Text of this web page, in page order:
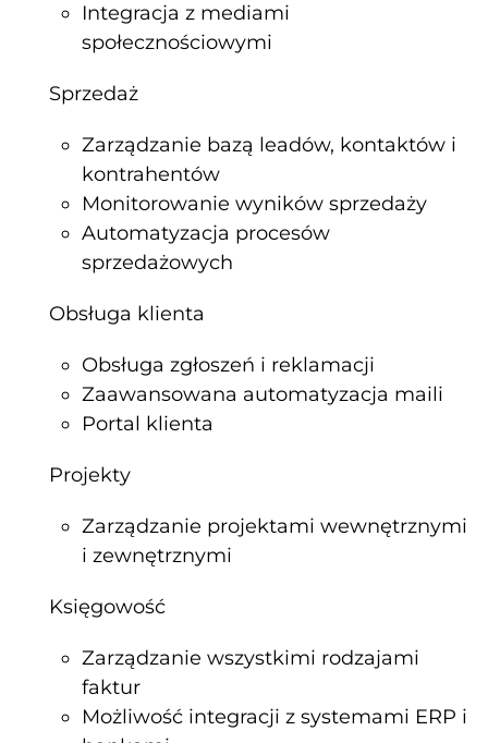
Integracja z mediami
społecznościowymi
Sprzedaż
Zarządzanie bazą leadów, kontaktów i
kontrahentów
Monitorowanie wyników sprzedaży
Automatyzacja procesów
sprzedażowych
Obsługa klienta
Obsługa zgłoszeń i reklamacji
Zaawansowana automatyzacja maili
Portal klienta
Projekty
Zarządzanie projektami wewnętrznymi
i zewnętrznymi
Księgowość
Zarządzanie wszystkimi rodzajami
faktur
Możliwość integracji z systemami ERP i